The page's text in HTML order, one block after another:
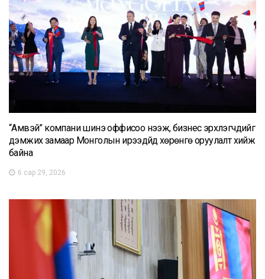
“Амвэй” компани шинэ оффисоо нээж, бизнес эрхлэгчдийг
дэмжих замаар Монголын ирээдүйд хөрөнгө оруулалт хийж
байна
6 сар 29, 2026